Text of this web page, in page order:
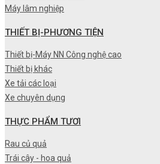
Máy lâm nghiệp
THIẾT BỊ-PHƯƠNG TIỆN
Thiết bị-Máy NN Công nghệ cao
Thiết bị khác
Xe tải các loại
Xe chuyên dụng
THỰC PHẨM TƯƠI
Rau củ quả
Trái cây - hoa quả